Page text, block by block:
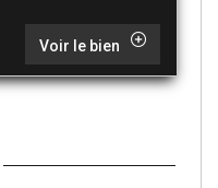
Voir le bien